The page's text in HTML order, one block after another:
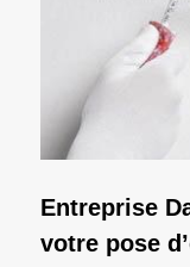
Entreprise
votre pose